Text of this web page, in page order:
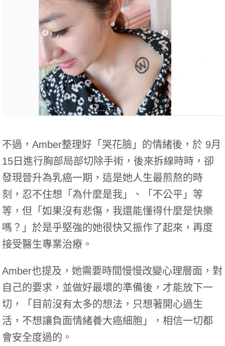
不過，Amber整理好「哭花臉」的情緒後，於 9月
15日進行胸部局部切除手術，後來拆線時時，卻
發現晉升為乳癌一期，這是她人生最煎熬的時
刻，忍不住想「為什麼是我」、「不公平」等
等，但「如果沒有悲傷，我還能懂得什麼是快樂
嗎？」於是乎堅強的她很快又振作了起來，再度
接受醫生專業治療。
Amber也提及，她需要時間慢慢改變心理層面，對
自己的要求，並做好最壞的準備後，才能放下一
切，「目前沒有太多的想法，只想著開心過生
活，不想讓負面情緒養大癌細胞」，相信一切都
會安全度過的。